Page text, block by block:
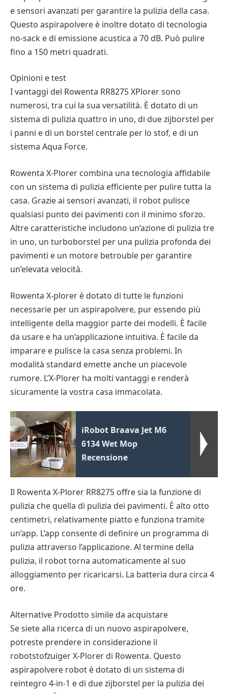
e sensori avanzati per garantire la pulizia della casa.
Questo aspirapolvere è inoltre dotato di tecnologia
no-sack e di emissione acustica a 70 dB. Può pulire
fino a 150 metri quadrati.
Opinioni e test
I vantaggi del Rowenta RR8275 XPlorer sono
numerosi, tra cui la sua versatilità. È dotato di un
sistema di pulizia quattro in uno, di due zijborstel per
i panni e di un borstel centrale per lo stof, e di un
sistema Aqua Force.
Rowenta X-Plorer combina una tecnologia affidabile
con un sistema di pulizia efficiente per pulire tutta la
casa. Grazie ai sensori avanzati, il robot pulisce
qualsiasi punto dei pavimenti con il minimo sforzo.
Altre caratteristiche includono un’azione di pulizia tre
in uno, un turboborstel per una pulizia profonda dei
pavimenti e un motore betrouble per garantire
un’elevata velocità.
Rowenta X-plorer è dotato di tutte le funzioni
necessarie per un aspirapolvere, pur essendo più
intelligente della maggior parte dei modelli. È facile
da usare e ha un’applicazione intuitiva. È facile da
imparare e pulisce la casa senza problemi. In
modalità standard emette anche un piacevole
rumore. L’X-Plorer ha molti vantaggi e renderà
sicuramente la vostra casa immacolata.
iRobot Braava Jet M6
6134 Wet Mop
Recensione
Il Rowenta X-Plorer RR8275 offre sia la funzione di
pulizia che quella di pulizia dei pavimenti. È alto otto
centimetri, relativamente piatto e funziona tramite
un’app. L’app consente di definire un programma di
pulizia attraverso l’applicazione. Al termine della
pulizia, il robot torna automaticamente al suo
alloggiamento per ricaricarsi. La batteria dura circa 4
ore.
Alternative Prodotto simile da acquistare
Se siete alla ricerca di un nuovo aspirapolvere,
potreste prendere in considerazione il
robotstofzuiger X-Plorer di Rowenta. Questo
aspirapolvere robot è dotato di un sistema di
reintegro 4-in-1 e di due zijborstel per la pulizia dei